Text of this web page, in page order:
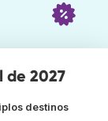
de 2027
destinos